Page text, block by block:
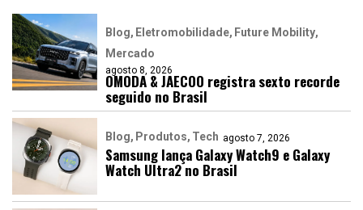
Blog Eletromobilidade Future Mobility
Mercado
agosto 8, 2026
OMODA & JAECOO registra sexto recorde
seguido no Brasil
Blog Produtos Tech agosto 7, 2026
Samsung lança Galaxy Watch9 e Galaxy
Watch Ultra2 no Brasil